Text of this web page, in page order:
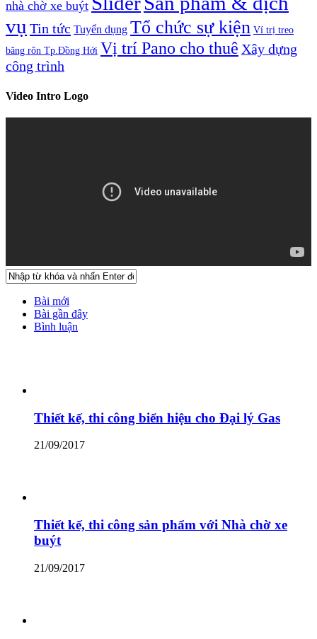
nhà chờ xe buýt
vụ Tin tức Tuyển dụng Tổ chức sự kiện Ví trị treo
băng rôn Tp.Đồng Hới Vị trí Pano cho thuê Xây dựng
công trình
Video Intro Logo
Bài mới
Bài gần đây
Bình luận
Thiết kế, thi công biển hiệu cho Đại lý Gas
21/09/2017
Thiết kế, thi công sản phẩm với Nhà chờ xe
buýt
21/09/2017